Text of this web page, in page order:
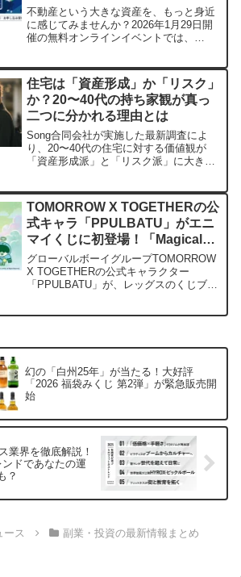
無料オンラインイベント】
不動産という大きな資産を、もっと身近
に感じてみませんか？2026年1月29日開
催の無料オンラインイベントでは、
ュリティ・トークン（不動産ST）」の可
能性をわかりやすく解説します。少額か
ら始められる新しい不動産投資の形を知
り、あなたの資産運用に新たな一歩を踏
み出すきっかけを見つけましょう。
住宅は「資産形成」か「リスク」
か？20〜40代の持ち家観が真っ
二つに分かれる理由とは
Song合同会社が実施した最新調査によ
り、20〜40代の住宅に対する価値観が
「資産形成派」と「リスク派」に大きく
ちな維持費など、住宅購入を巡る多様な
視点とその意思決定のポイントを深掘り
します。
TOMORROW X TOGETHERの公
式キャラ「PPULBATU」がエニ
マイくじに初登場！「Magical
Star」テーマの可愛いグッズが勢
ぞろい！
グローバルボーイグループTOMORROW
X TOGETHERの公式キャラクター
「PPULBATU」が、レッグスのくじブラ
ン情報まで、購入を検討している方必見
幻の「白州25年」が当たる！大好評
「2026 福袋みくじ 第2弾」が緊急販売開
始
業界を徹底解説！
ドであなたの運
？
ース 副業・投資の最新情報まとめ